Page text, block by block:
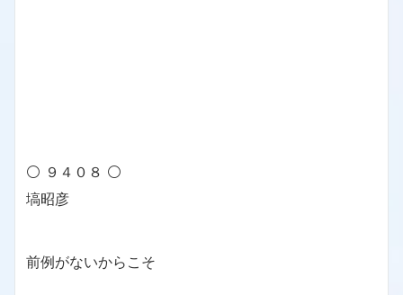
⚪ ９４０８ ⚪
塙昭彦
前例がないからこそ